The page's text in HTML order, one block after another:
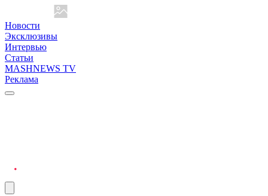
Новости
Эксклюзивы
Интервью
Статьи
MASHNEWS TV
Реклама